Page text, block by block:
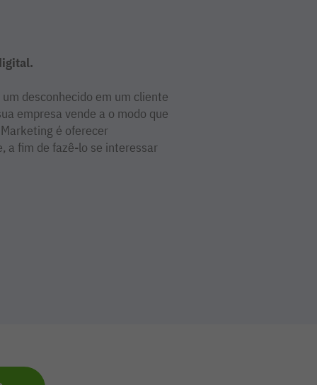
desconhecido em um cliente
empresa vende a o modo que
é oferecer
a fim de fazê-lo se interessar